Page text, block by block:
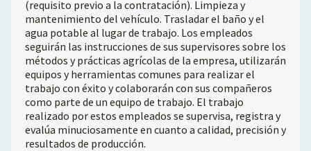
(requisito previo a la contratación). Limpieza y
mantenimiento del vehículo. Trasladar el baño y el
agua potable al lugar de trabajo. Los empleados
seguirán las instrucciones de sus supervisores sobre los
métodos y prácticas agrícolas de la empresa, utilizarán
equipos y herramientas comunes para realizar el
trabajo con éxito y colaborarán con sus compañeros
como parte de un equipo de trabajo. El trabajo
realizado por estos empleados se supervisa, registra y
evalúa minuciosamente en cuanto a calidad, precisión y
resultados de producción.